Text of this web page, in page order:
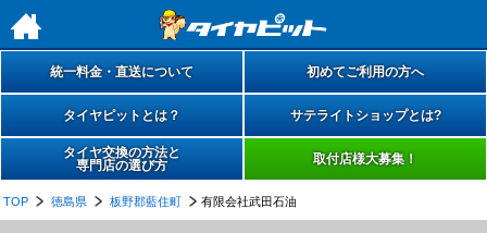
h
統一料金・直送について 初めてご利用の方へ
タイヤピットとは？ サテライトショップとは?
タイヤ交換の方法と
専門店の選び方
取付店様大募集！
TOP 徳島県 板野郡藍住町 有限会社武田石油